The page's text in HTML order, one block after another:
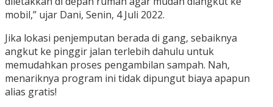
mobil,” ujar Dani, Senin, 4 Juli 2022.
Jika lokasi penjemputan berada di gang, sebaiknya
angkut ke pinggir jalan terlebih dahulu untuk
memudahkan proses pengambilan sampah. Nah,
menariknya program ini tidak dipungut biaya apapun
alias gratis!